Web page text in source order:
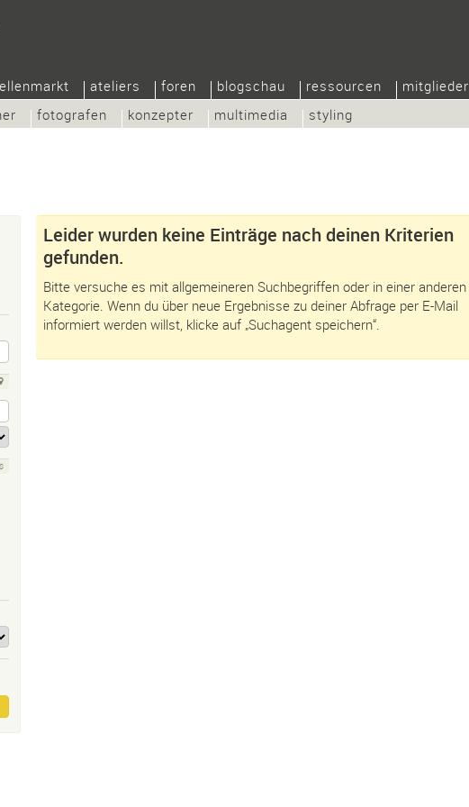
fotografen konzepter multimedia styling
ateliers foren blogschau ressourcen mitglieder
Leider wurden keine Einträge nach deinen Kriterien
gefunden.
Bitte versuche es mit allgemeineren Suchbegriffen oder in einer anderen
Kategorie. Wenn du über neue Ergebnisse zu deiner Abfrage per E-Mail
informiert werden willst, klicke auf „Suchagent speichern“.